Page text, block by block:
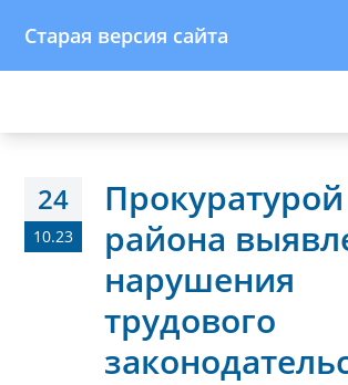
Старая версия сайта
24
10.23
Прокуратурой
района
нарушения
трудового